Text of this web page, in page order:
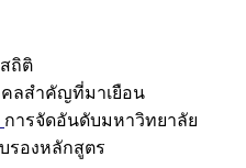
ถิติ
ลสำคัญที่มาเยือน
การจัดอันดับมหาวิทยาลัย
รองหลักสูตร